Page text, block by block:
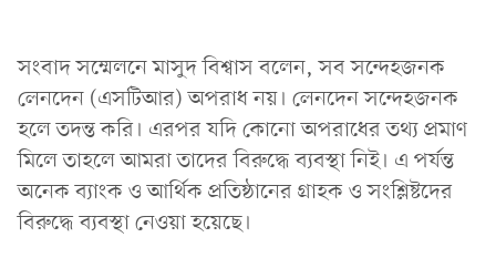
সংবাদ সম্মেলনে মাসুদ বিশ্বাস বলেন, সব সন্দেহজনক
লেনদেন (এসটিআর) অপরাধ নয়। লেন‌দেন সন্দেহজনক
হ‌লে তদন্ত ক‌রি। এরপর য‌দি কো‌নো অপরা‌ধের তথ্য প্রমাণ
‌মি‌লে তাহ‌লে আমরা তা‌দের বিরু‌দ্ধে ব্যবস্থা নি‌ই। এ পর্যন্ত
অ‌নেক ব্যাংক ও আ‌র্থিক প্র‌তিষ্ঠা‌নের গ্রাহক ও সং‌শ্লিষ্ট‌দের
বিরু‌দ্ধে ব্যবস্থা নেওয়া হ‌য়ে‌ছে।